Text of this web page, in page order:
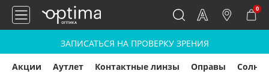
0
ЗАПИСАТЬСЯ НА ПРОВЕРКУ ЗРЕНИЯ
Акции Аутлет Контактные линзы Оправы